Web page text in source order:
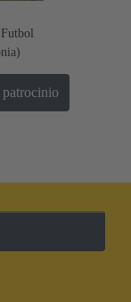
patrocinio